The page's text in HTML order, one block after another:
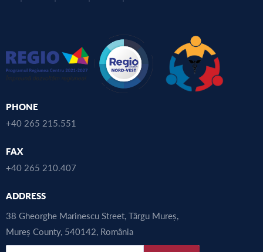
PHONE
+40 265 215.551
FAX
+40 265 210.407
ADDRESS
38 Gheorghe Marinescu Street, Târgu Mureș,
Mureș County, 540142, România